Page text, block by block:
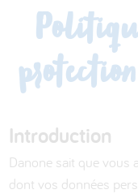
РУССКИЙ
Introduction
Danone sait que vous
dont vos données